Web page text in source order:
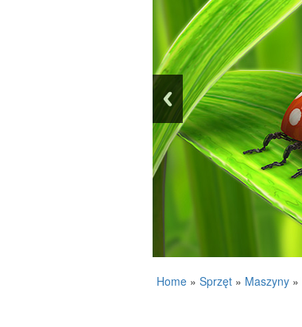
Home » Sprzęt » Maszyny »